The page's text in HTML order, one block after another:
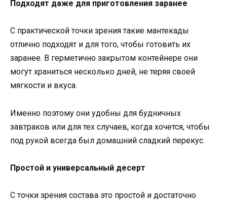
Подходят даже для приготовления заранее
С практической точки зрения такие мантекады
отлично подходят и для того, чтобы готовить их
заранее. В герметично закрытом контейнере они
могут храниться несколько дней, не теряя своей
мягкости и вкуса.
Именно поэтому они удобны для будничных
завтраков или для тех случаев, когда хочется, чтобы
под рукой всегда был домашний сладкий перекус.
Простой и универсальный десерт
С точки зрения состава это простой и достаточно